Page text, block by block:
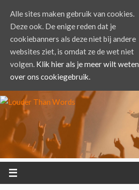
Alle sites maken gebruik van cookies.
Deze ook. De enige reden dat je
cookiebanners als deze niet bij andere
websites ziet, is omdat ze de wet niet
volgen. Klik hier als je meer wilt weten
over ons cookiegebruik.